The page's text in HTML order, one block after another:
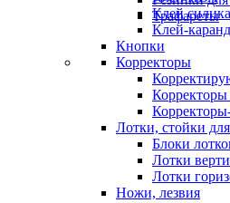
Трафареты
Клей
Клей-
Кнопки
Корректоры
Корректоры
Лотки, стойки
Блоки
Лотки
Лотки
Ножи, лезвия